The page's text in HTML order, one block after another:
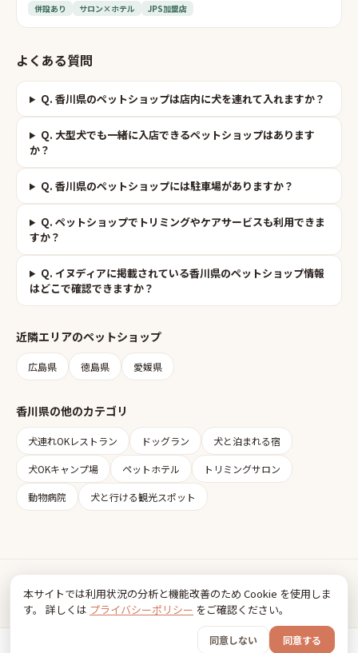
併設あり サロン×ホテル JPS加盟店
よくある質問
Q. 香川県のペットショップは店内に犬を連れて入れますか？
Q. 大型犬でも一緒に入店できるペットショップはあります
か？
Q. 香川県のペットショップには駐車場がありますか？
Q. ペットショップでトリミングやケアサービスも利用できま
すか？
Q. イヌディアに掲載されている香川県のペットショップ情報
はどこで確認できますか？
近隣エリアのペットショップ
広島県 徳島県 愛媛県
香川県の他のカテゴリ
犬連れOKレストラン ドッグラン 犬と泊まれる宿
犬OKキャンプ場 ペットホテル トリミングサロン
動物病院 犬と行ける観光スポット
Inudia
犬とお出かけ情報
© 2026 FancyBox
本サイトでは利用状況の分析と機能改善のため Cookie を使用しま
す。 詳しくは プライバシーポリシー をご確認ください。
同意しない 同意する